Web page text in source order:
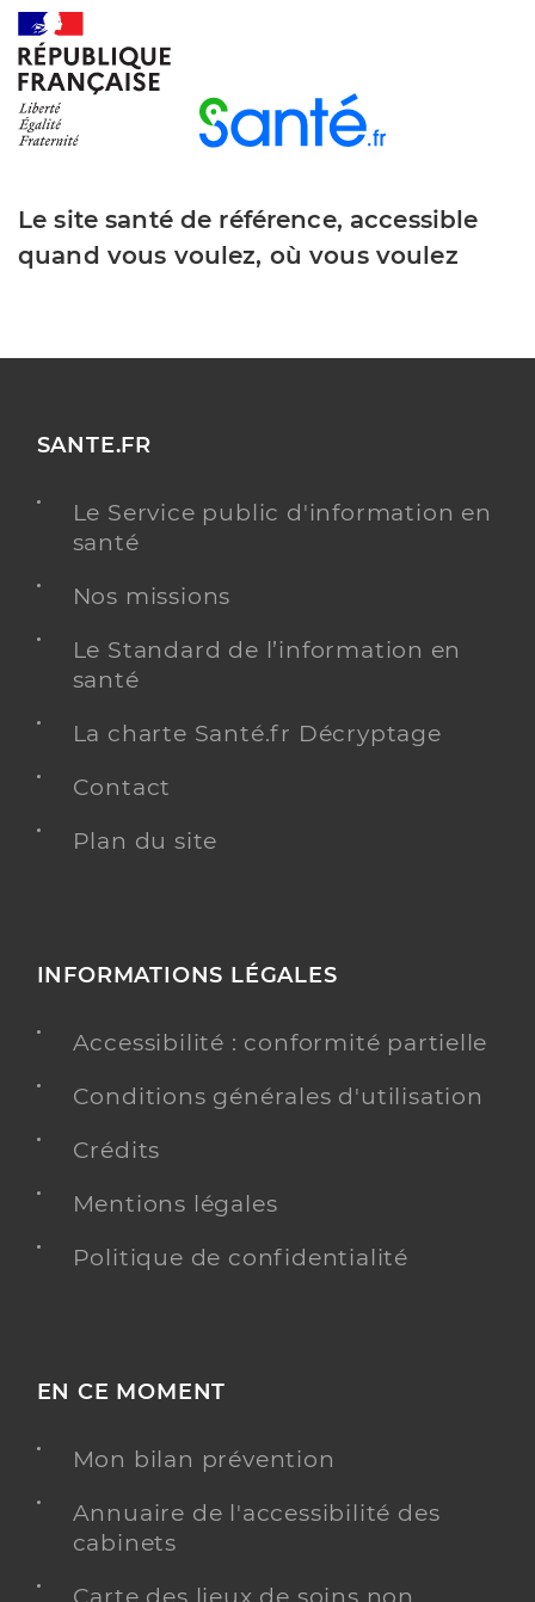
Le site santé de référence, accessible
quand vous voulez, où vous voulez
SANTE.FR
Le Service public d'information en
santé
Nos missions
Le Standard de l’information en
santé
La charte Santé.fr Décryptage
Contact
Plan du site
INFORMATIONS LÉGALES
Accessibilité : conformité partielle
Conditions générales d'utilisation
Crédits
Mentions légales
Politique de confidentialité
EN CE MOMENT
Mon bilan prévention
Annuaire de l'accessibilité des
cabinets